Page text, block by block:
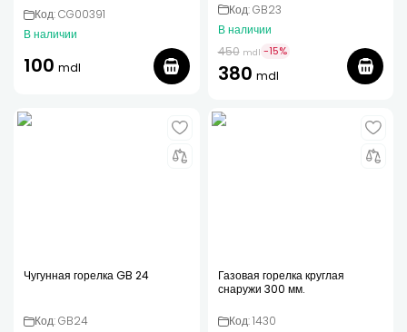
Код: CG00391
В наличии
100 mdl
Код: GB23
В наличии
450 mdl -15%
380 mdl
Чугунная горелка GB 24
Код: GB24
Газовая горелка круглая
снаружи 300 мм.
Код: 1430